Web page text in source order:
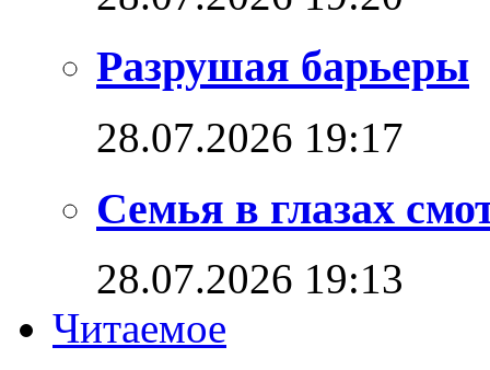
Разрушая барьеры
28.07.2026 19:17
Семья в глазах
28.07.2026 19:13
Читаемое